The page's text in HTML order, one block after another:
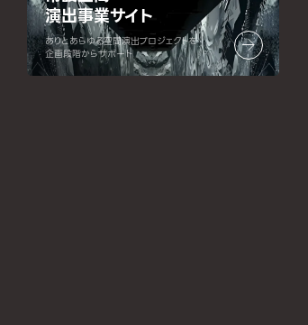
演出事業サイト
ありとあらゆる空間演出プロジェクトを
企画段階からサポート